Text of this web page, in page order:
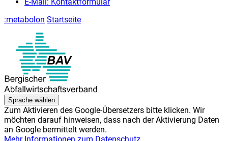
:metabolon Startseite
Sprache wählen
Zum Aktivieren des Google-Übersetzers bitte klicken. Wir
möchten darauf hinweisen, dass nach der Aktivierung Daten
an Google bermittelt werden.